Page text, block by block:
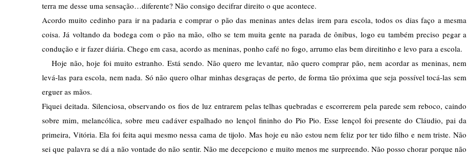
terra me desse uma sensação…diferente? Não consigo decifrar direito o que acontece.
Acordo muito cedinho para ir na padaria e comprar o pão das meninas antes delas irem para escola, todos os dias faço a mesma
coisa. Já voltando da bodega com o pão na mão, olho se tem muita gente na parada de ônibus, logo eu também preciso pegar a
condução e ir fazer diária. Chego em casa, acordo as meninas, ponho café no fogo, arrumo elas bem direitinho e levo para a escola.
Hoje não, hoje foi muito estranho. Está sendo. Não quero me levantar, não quero comprar pão, nem acordar as meninas, nem
levá-las para escola, nem nada. Só não quero olhar minhas desgraças de perto, de forma tão próxima que seja possível tocá-las sem
erguer as mãos.
Fiquei deitada. Silenciosa, observando os fios de luz entrarem pelas telhas quebradas e escorrerem pela parede sem reboco, caindo
sobre mim, melancólica, sobre meu cadáver espalhado no lençol fininho do Pio Pio. Esse lençol foi presente do Cláudio, pai da
primeira, Vitória. Ela foi feita aqui mesmo nessa cama de tijolo. Mas hoje eu não estou nem feliz por ter tido filho e nem triste. Não
sei que palavra se dá a não vontade do não sentir. Não me decepciono e muito menos me surpreendo. Não posso chorar porque não